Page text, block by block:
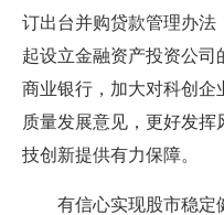
订出台并购贷款管理办法
起设立金融资产投资公司
商业银行，加大对科创企
质量发展意见，更好发
技创新提供有力保障。
有信心实现股市稳定